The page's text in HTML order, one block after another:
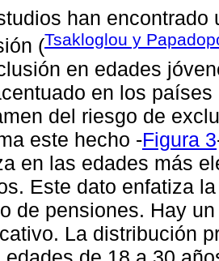
han
(Tsakloglou y
en edades
en los
del riesgo de
este hecho -Figura 3
en las edades más
Este dato enfatiza
de pensiones. Hay
La distribución